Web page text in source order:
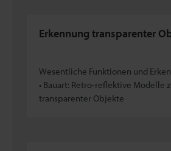
Erkennung transparenter
Wesentliche Funktionen und
• Bauart: Retro-reflektive Modelle
transparenter Objekte